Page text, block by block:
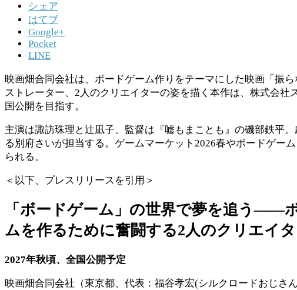
シェア
はてブ
Google+
Pocket
LINE
映画畑合同会社は、ボードゲーム作りをテーマにした映画「振
ストレーター、2人のクリエイターの姿を描く本作は、株式会
国公開を目指す。
主演は諏訪珠理と辻凪子、監督は『嘘もまことも』の磯部鉄平
る別府さいが担当する。ゲームマーケット2026春やボードゲー
られる。
＜以下、プレスリリースを引用＞
「ボードゲーム」の世界で夢を追う――
ムを作るために奮闘する2人のクリエイ
2027年秋頃、全国公開予定
映画畑合同会社（東京都、代表：福谷孝宏(シルクロードおじさ